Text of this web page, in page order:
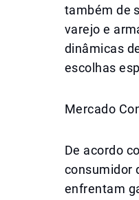
também de
varejo e
dinâmicas
escolhas
Mercado
De acordo
consumidor
enfrentam